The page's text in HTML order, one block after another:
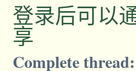
登录后可以
享
Complete thread: